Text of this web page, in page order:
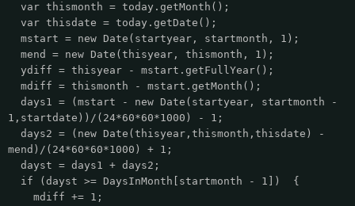
var thismonth = today.getMonth();
var thisdate = today.getDate();
mstart = new Date(startyear, startmonth, 1);
mend = new Date(thisyear, thismonth, 1);
ydiff = thisyear - mstart.getFullYear();
mdiff = thismonth - mstart.getMonth();
days1 = (mstart - new Date(startyear, startmonth -
1,startdate))/(24*60*60*1000) - 1;
days2 = (new Date(thisyear,thismonth,thisdate) -
mend)/(24*60*60*1000) + 1;
dayst = days1 + days2;
if (dayst >= DaysInMonth[startmonth - 1]) {
mdiff += 1;